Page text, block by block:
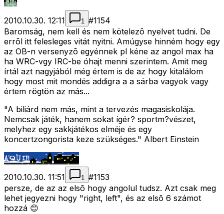
2010.10.30. 12:11 1 #1154
Baromság, nem kell és nem kötelezõ nyelvet tudni. De
errõl itt felesleges vitát nyitni. Amúgyse hinném hogy egy
az OB-n versenyzõ egyénnek pl kéne az angol max ha
ha WRC-vgy IRC-be óhajt menni szerintem. Amit meg
írtál azt nagyjából még értem is de az hogy kitalálom
hogy most mit mondés addigra a a sárba vagyok vagy
értem rögtön az más...
"A biliárd nem más, mint a tervezés magasiskolája.
Nemcsak játék, hanem sokat ígér? sportm?vészet,
melyhez egy sakkjátékos elméje és egy
koncertzongorista keze szükséges." Albert Einstein
2010.10.30. 11:51 1 #1153
persze, de az az elsõ hogy angolul tudsz. Azt csak meg
lehet jegyezni hogy "right, left", és az elsõ 6 számot
hozzá 😊